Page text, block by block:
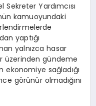
Yardımcısı
kamuoyundaki
yaptığı
yalnızca hasar
üzerinden gündeme
sağladığı
görünür olmadığını